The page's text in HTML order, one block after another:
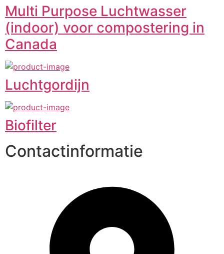
Multi Purpose Luchtwasser
(indoor) voor compostering in
Canada
Luchtgordijn
Biofilter
Contactinformatie